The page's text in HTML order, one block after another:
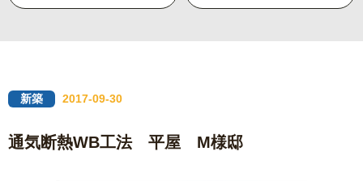
新築 2017-09-30
通気断熱WB工法 平屋 M様邸